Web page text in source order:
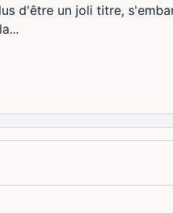
d'être un joli titre,